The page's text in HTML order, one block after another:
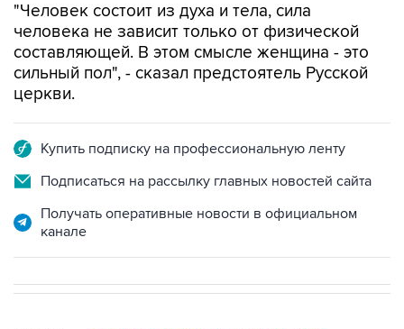
"Человек состоит из духа и тела, сила
человека не зависит только от физической
составляющей. В этом смысле женщина - это
сильный пол", - сказал предстоятель Русской
церкви.
Купить подписку на профессиональную ленту
Подписаться на рассылку главных новостей сайта
Получать оперативные новости в официальном
канале